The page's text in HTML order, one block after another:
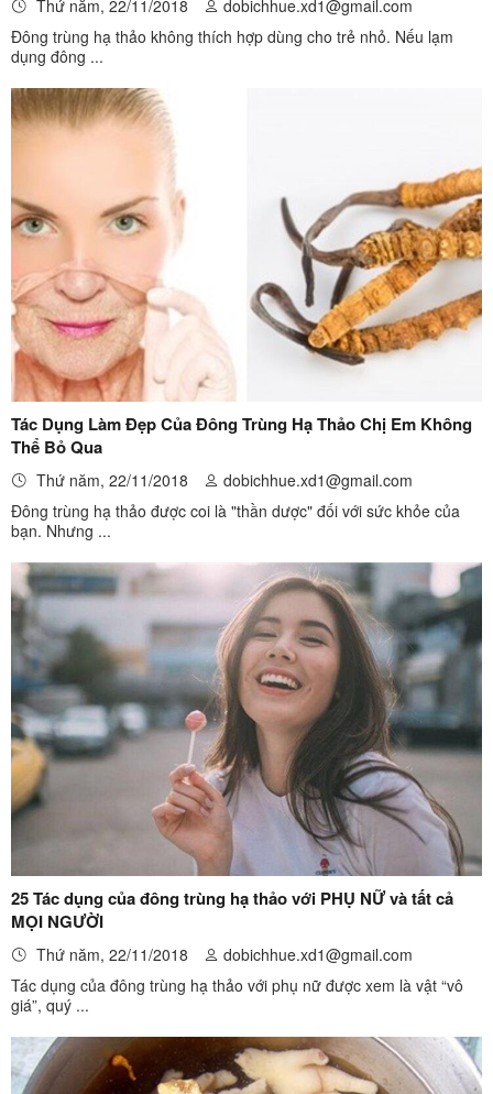
Thứ năm, 22/11/2018
dobichhue.xd1@gmail.com
Đông trùng hạ thảo không thích hợp dùng cho trẻ nhỏ. Nếu lạm
dụng đông ...
Tác Dụng Làm Đẹp Của Đông Trùng Hạ Thảo Chị Em Không
Thể Bỏ Qua
Thứ năm, 22/11/2018
dobichhue.xd1@gmail.com
Đông trùng hạ thảo được coi là "thần dược" đối với sức khỏe của
bạn. Nhưng ...
25 Tác dụng của đông trùng hạ thảo với PHỤ NỮ và tất cả
MỌI NGƯỜI
Thứ năm, 22/11/2018
dobichhue.xd1@gmail.com
Tác dụng của đông trùng hạ thảo với phụ nữ được xem là vật “vô
giá”, quý ...